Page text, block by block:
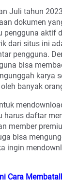
Juli tahun
dokumen
pengguna aktif
dari situs ini
pengguna.
bisa
karya
banyak
harus daftar
member
bisa
ingin
Ini Cara